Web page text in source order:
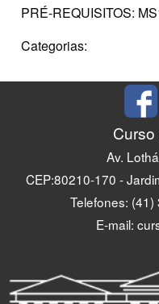
PRÉ-REQUISITOS:
Categorias:
Av.
Telefones:
E-mail: